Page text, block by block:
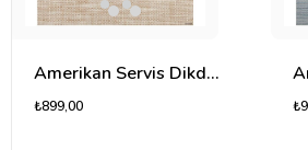
Amerikan Servis Dikdörtgen Horizon
₺899,00